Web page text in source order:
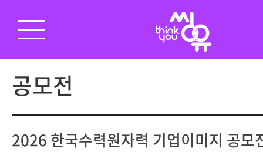
공모전
2026 한국수력원자력 기업이미지 공모